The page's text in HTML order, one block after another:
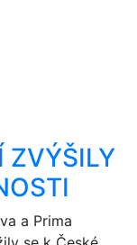
ZVÝŠILY
a Prima